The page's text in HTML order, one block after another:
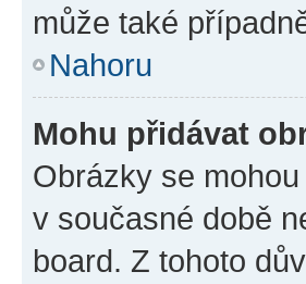
může také
Nahoru
Mohu přidávat
Obrázky se
v současné době
board. Z tohoto